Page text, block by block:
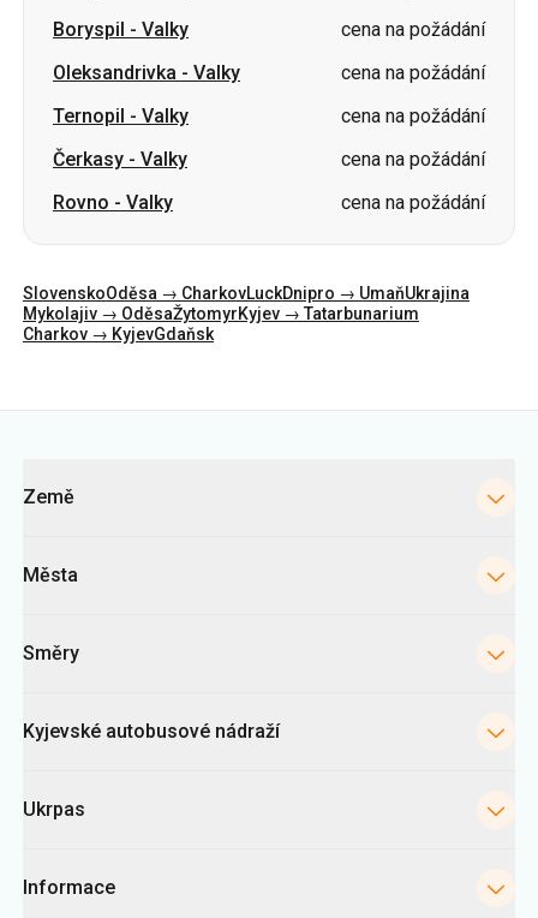
Boryspil - Valky
cena na požádání
Oleksandrivka - Valky
cena na požádání
Ternopil - Valky
cena na požádání
Čerkasy - Valky
cena na požádání
Rovno - Valky cena na požádání
SlovenskoOděsa → CharkovLuckDnipro → UmaňUkrajina
Mykolajiv → OděsaŽytomyrKyjev → Tatarbunarium
Charkov → KyjevGdaňsk
Země
Města
Směry
Kyjevské autobusové nádraží
Ukrpas
Informace